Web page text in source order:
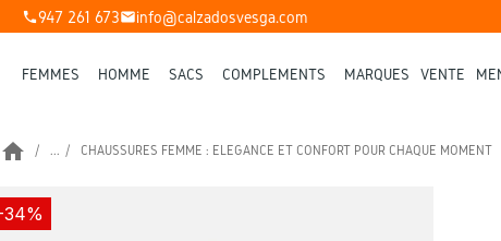
phone947 261 673mailinfo@calzadosvesga.com
FEMMES HOMME SACS COMPLÉMENTS MARQUES VENTE
home ... CHAUSSURES FEMME : ÉLÉGANCE ET CONFORT POUR CHAQUE MOMENT